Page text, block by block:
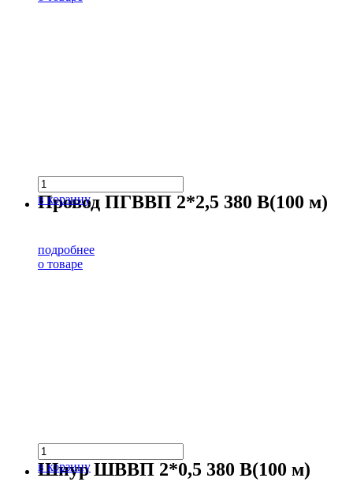
в корзину
Провод ПГВВП 2*2,5 380 В(100 м)
подробнее
о товаре
в корзину
Шнур ШВВП 2*0,5 380 В(100 м)